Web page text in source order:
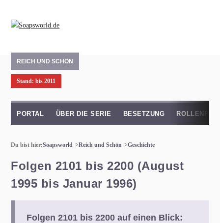
REICH UND SCHÖN
Stand: bis 2011
PORTAL ÜBER DIE SERIE BESETZUNG
Du bist hier:Soapsworld Reich und Schön Geschichte
Folgen 2101 bis 2200 (August
1995 bis Januar 1996)
Folgen 2101 bis 2200 auf einen Blick: